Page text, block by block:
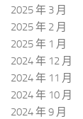
2025 年 3 月
2025 年 2 月
2025 年 1 月
2024 年 12 月
2024 年 11 月
2024 年 10 月
2024 年 9 月